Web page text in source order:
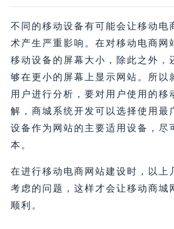
不同的移动设备有可能会让移动电
术产生严重影响。在对移动电商网
移动设备的屏幕大小，除此之外，
够在更小的屏幕上显示网站。所以
用户进行分析，要对用户使用的移
解，商城系统开发可以选择使用最
设备作为网站的主要适用设备，尽
本。
在进行移动电商网站建设时，以上
考虑的问题，这样才会让移动商城
顺利。